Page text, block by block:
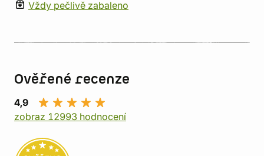
Vždy pečlivě zabaleno
Ověřené recenze
4,9
zobraz 12993 hodnocení